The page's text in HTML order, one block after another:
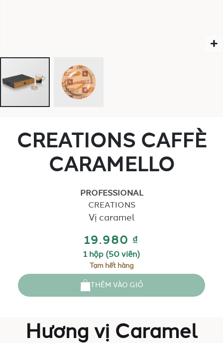
CREATIONS CAFFÈ
CARAMELLO
PROFESSIONAL
CREATIONS
Vị caramel
19.980 ₫
1 hộp (50 viên)
Tạm hết hàng
THÊM VÀO GIỎ
Hương vị Caramel